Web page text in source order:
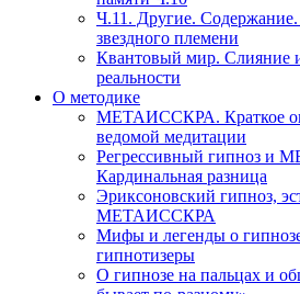
Ч.11. Другие.
звездного племени
Квантовый мир. Слияние
реальности
О методике
МЕТАИССКРА. Краткое
ведомой медитации
Регрессивный гипноз и
Кардинальная разница
Эриксоновский гипноз,
МЕТАИССКРА
Мифы и легенды о
гипнотизеры
О гипнозе на пальцах и